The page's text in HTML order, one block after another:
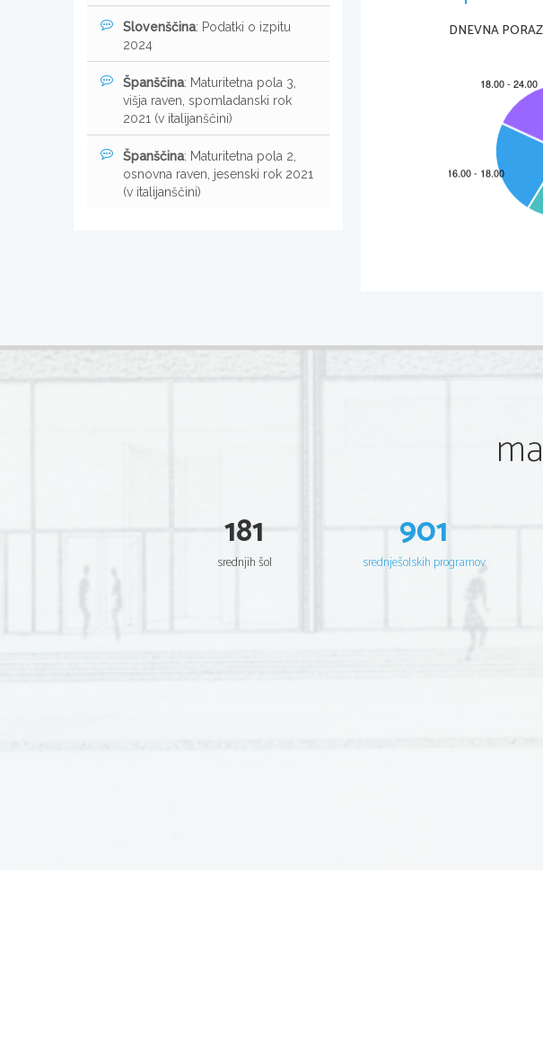
DNEVNA
Slovenščina: Podatki o izpitu
2024
Španščina: Maturitetna pola 3,
višja raven, spomladanski rok
2021 (v italijanščini)
Španščina: Maturitetna pola 2,
osnovna raven, jesenski rok 2021
(v italijanščini)
181
srednjih šol
901
srednješolskih programov